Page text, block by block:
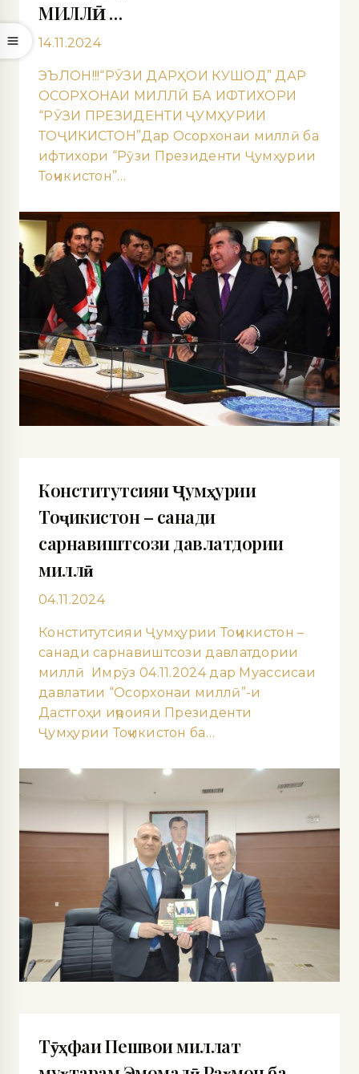
МИЛЛӢ …
14.11.2024
ЭЪЛОН!!!“РӮЗИ ДАРҲОИ КУШОД” ДАР
ОСОРХОНАИ МИЛЛӢ БА ИФТИХОРИ
“РӮЗИ ПРЕЗИДЕНТИ ҶУМҲУРИИ
ТОҶИКИСТОН”Дар Осорхонаи миллӣ ба
ифтихори “Рӯзи Президенти Ҷумҳурии
Тоҷикистон”…
Конститутсияи Ҷумҳурии
Тоҷикистон – санади
сарнавиштсози давлатдории
миллӣ
04.11.2024
Конститутсияи Ҷумҳурии Тоҷикистон –
санади сарнавиштсози давлатдории
миллӣ Имрӯз 04.11.2024 дар Муассисаи
давлатии “Осорхонаи миллӣ”-и
Дастгоҳи иҷроияи Президенти
Ҷумҳурии Тоҷикистон ба…
Тӯҳфаи Пешвои миллат